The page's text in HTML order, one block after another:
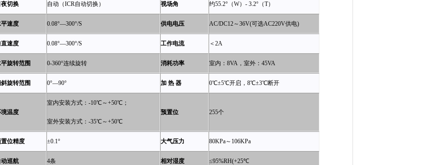
切换 自动（ICR自动切换） 视场角 约55.2°（W）- 3.2°（T）
速度 0.08°—300°/S 供电电压 AC/DC12～36V(可选AC220V供电)
速度 0.08°—300°/S 工作电流 ＜ 2A
旋转范围 0-360°连续旋转 消耗功率 室内：8VA，室外：45VA
旋转范围 0°—90° 加 热 器 0℃±5℃开启，8℃±3℃断开
温度
室内安装方式：-10℃～+50℃ ；
室外安装方式：-35℃～+50℃
预置位 255个
位精度 ±0.1° 大气压力 80KPa～106KPa
巡航 4条 相对湿度 ≤95%RH(+25℃